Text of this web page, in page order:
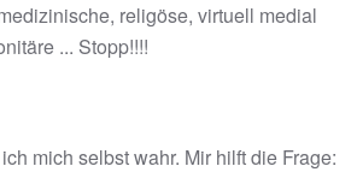
religöse, virtuell medial
... Stopp!!!!
mich selbst wahr. Mir hilft die Frage: